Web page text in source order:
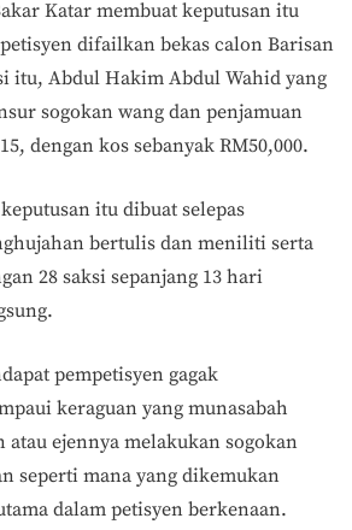
Katar membuat keputusan itu
difailkan bekas calon Barisan
itu, Abdul Hakim Abdul Wahid yang
sogokan wang dan penjamuan
dengan kos sebanyak RM50,000.
itu dibuat selepas
bertulis dan meniliti serta
28 saksi sepanjang 13 hari
pempetisyen gagak
keraguan yang munasabah
atau ejennya melakukan sogokan
seperti mana yang dikemukan
dalam petisyen berkenaan.